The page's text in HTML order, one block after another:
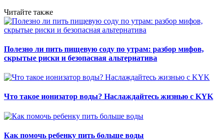
Читайте также
Полезно ли пить пищевую соду по утрам: разбор мифов,
скрытые риски и безопасная альтернатива
Что такое ионизатор воды? Наслаждайтесь жизнью с KYK
Как помочь ребенку пить больше воды